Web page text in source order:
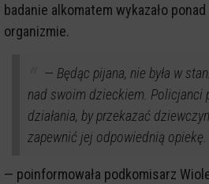
badanie alkomatem wykazało
organizmie.
— Będąc pijana, nie była w
nad swoim dzieckiem. Policjanci
działania, by przekazać
zapewnić jej odpowiednią opiekę.
— poinformowała podkomisarz